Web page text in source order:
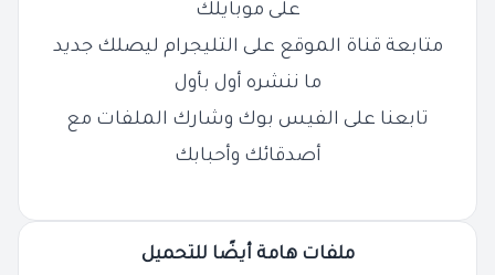
على موبايلك
متابعة قناة الموقع على التليجرام ليصلك جديد
ما ننشره أول بأول
تابعنا على الفيس بوك وشارك الملفات مع
أصدقائك وأحبابك
ملفات هامة أيضًا للتحميل